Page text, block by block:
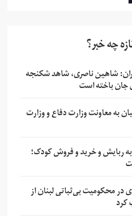
چه خبر؟
شاهین ناصری، شاهد شکنجه
جان باخته است
به معاونت وزارت دفاع و وزارت
ربایش و خرید و فروش کودک؛
در محکومیت بی‌ثباتی لبنان از